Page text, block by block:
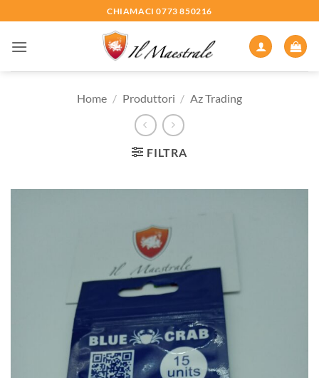
ai
contenuti
CHIAMACI 0773 850216
Home / Produttori / Az Trading
FILTRA